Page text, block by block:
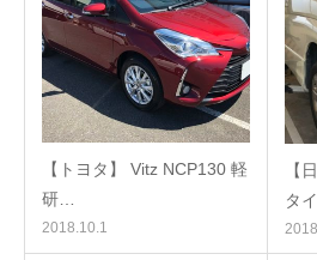
【トヨタ】 Vitz NCP130 軽
研…
2018.10.1
【
タ